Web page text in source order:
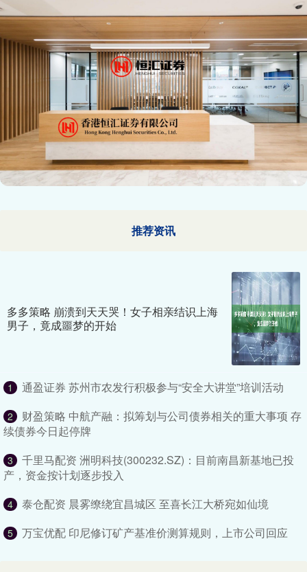
推荐资讯
多多策略 崩溃到天天哭！女子相亲结识上海
男子，竟成噩梦的开始
1 通盈证券 苏州市农发行积极参与“安全大讲堂”培训活动
2
财盈策略 中航产融：拟筹划与公司债券相关的重大事项 存
续债券今日起停牌
3
千里马配资 洲明科技(300232.SZ)：目前南昌新基地已投
产，资金按计划逐步投入
4 泰仓配资 晨雾缭绕宜昌城区 至喜长江大桥宛如仙境
5 万宝优配 印尼修订矿产基准价测算规则，上市公司回应